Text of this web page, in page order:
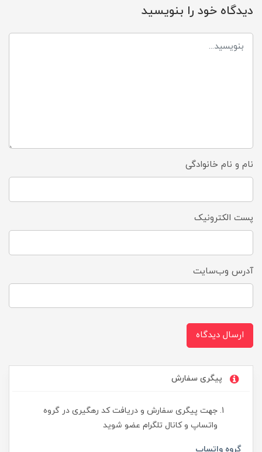
دیدگاه خود را بنویسید
نام و نام خانوادگی
پست الکترونیک
آدرس وب‌سایت
ارسال دیدگاه
پیگری سفارش
جهت پیگری سفارش و دریافت کد رهگیری در گروه
واتساپ و کانال تلگرام عضو شوید
گروه واتساپ